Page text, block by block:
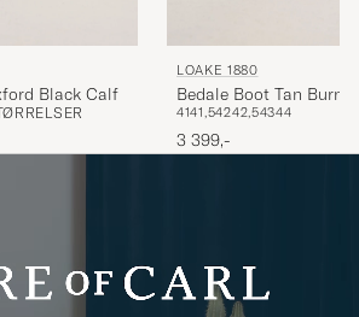
Black Calf
LOAKE 1880
Bedale Boot Tan
4141,54242,54344
3 399,-